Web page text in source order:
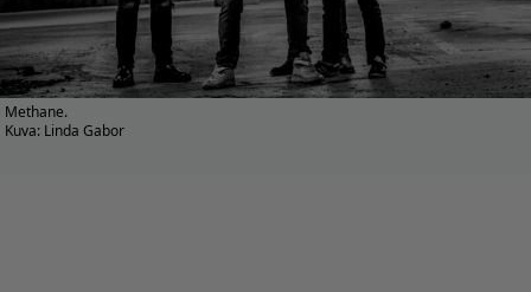
Methane.
Kuva: Linda Gabor